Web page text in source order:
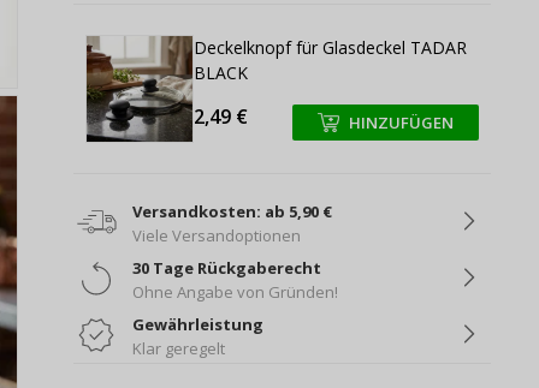
Deckelknopf für Glasdeckel TADAR
BLACK
2,49 € +
+ HINZUFÜGEN
Versandkosten: ab 5,90 €
Viele Versandoptionen
30 Tage Rückgaberecht
Ohne Angabe von Gründen!
Gewährleistung
Klar geregelt